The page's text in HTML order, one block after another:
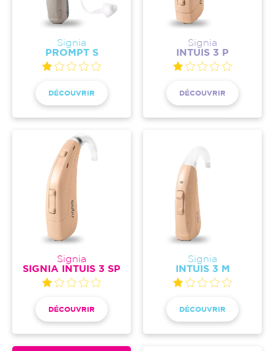
Signia
PROMPT S
DÉCOUVRIR
Signia
INTUIS 3 P
DÉCOUVRIR
Signia
SIGNIA INTUIS 3 SP
DÉCOUVRIR
Signia
INTUIS 3 M
DÉCOUVRIR